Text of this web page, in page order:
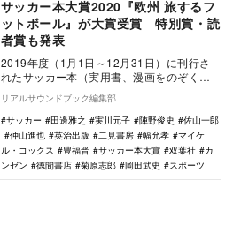
サッカー本大賞2020『欧州 旅するフ
ットボール』が大賞受賞 特別賞・読
者賞も発表
2019年度（1月1日～12月31日）に刊行さ
れたサッカー本（実用書、漫画をのぞく）
を対象に、選考委員によって決定された
「サッカ…
リアルサウンドブック編集部
サッカー
田邊雅之 実川元子 陣野俊史
佐山一郎
仲山進也
英治出版 二見書房 幅允孝
マイケ
ル・コックス
豊福晋 サッカー本大賞 双葉社
カ
ンゼン
徳間書店 菊原志郎 岡田武史 スポーツ